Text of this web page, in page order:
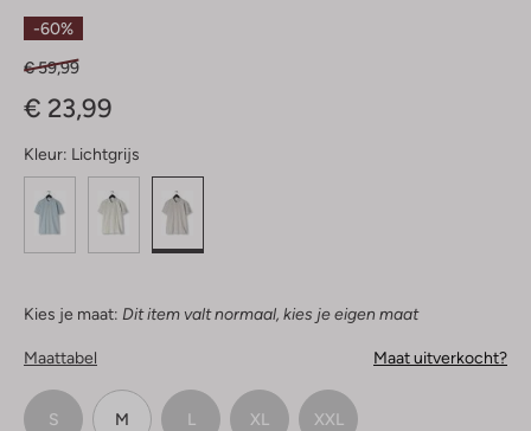
-60%
€ 59,99
€ 23,99
Kleur: Lichtgrijs
Kies je maat: Dit item valt normaal, kies je eigen maat
Maattabel Maat uitverkocht?
S M L XL XXL